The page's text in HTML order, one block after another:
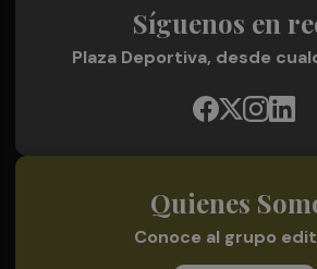
Síguenos en
Plaza Deportiva, desde
Quienes
Conoce al grupo